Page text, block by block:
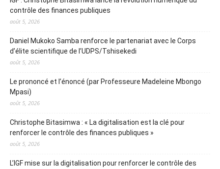
contrôle des finances publiques
août 5, 2026
Daniel Mukoko Samba renforce le partenariat avec le Corps
d’élite scientifique de l’UDPS/Tshisekedi
août 5, 2026
Le prononcé et l’énoncé (par Professeure Madeleine Mbongo
Mpasi)
août 5, 2026
Christophe Bitasimwa : « La digitalisation est la clé pour
renforcer le contrôle des finances publiques »
août 5, 2026
L’IGF mise sur la digitalisation pour renforcer le contrôle des